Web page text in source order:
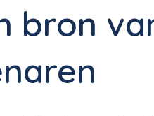
bron